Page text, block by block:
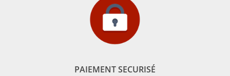
PAIEMENT SECURISÉ